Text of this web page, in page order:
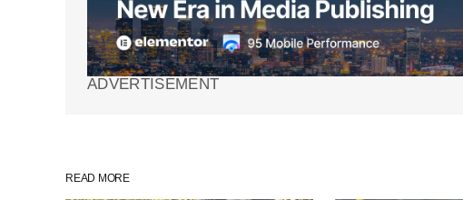
Your Name*
ADVERTISEMENT
READ MORE